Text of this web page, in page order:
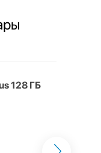
128 ГБ